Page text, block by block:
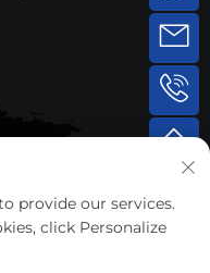
provide our services.
click Personalize